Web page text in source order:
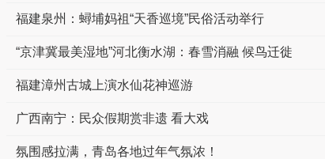
福建泉州：蟳埔妈祖“天香巡境”民俗活动举行
“京津冀最美湿地”河北衡水湖：春雪消融 候鸟迁徙
福建漳州古城上演水仙花神巡游
广西南宁：民众假期赏非遗 看大戏
氛围感拉满，青岛各地过年气氛浓！